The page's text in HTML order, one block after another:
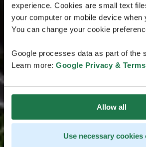
experience. Cookies are small text
your computer or mobile device when
You can change your cookie
Google processes data as part of the
Learn more: Google Privacy & Terms
Allow all
Use necessary cookies